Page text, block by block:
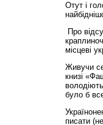
Отут і
Про
Живучи
книзі
було б
писати